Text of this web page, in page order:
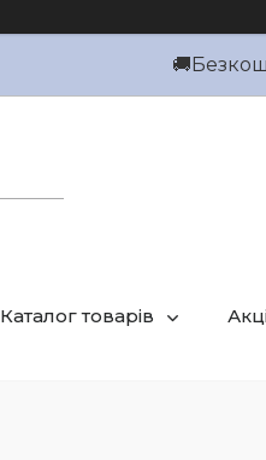
Каталог товарів